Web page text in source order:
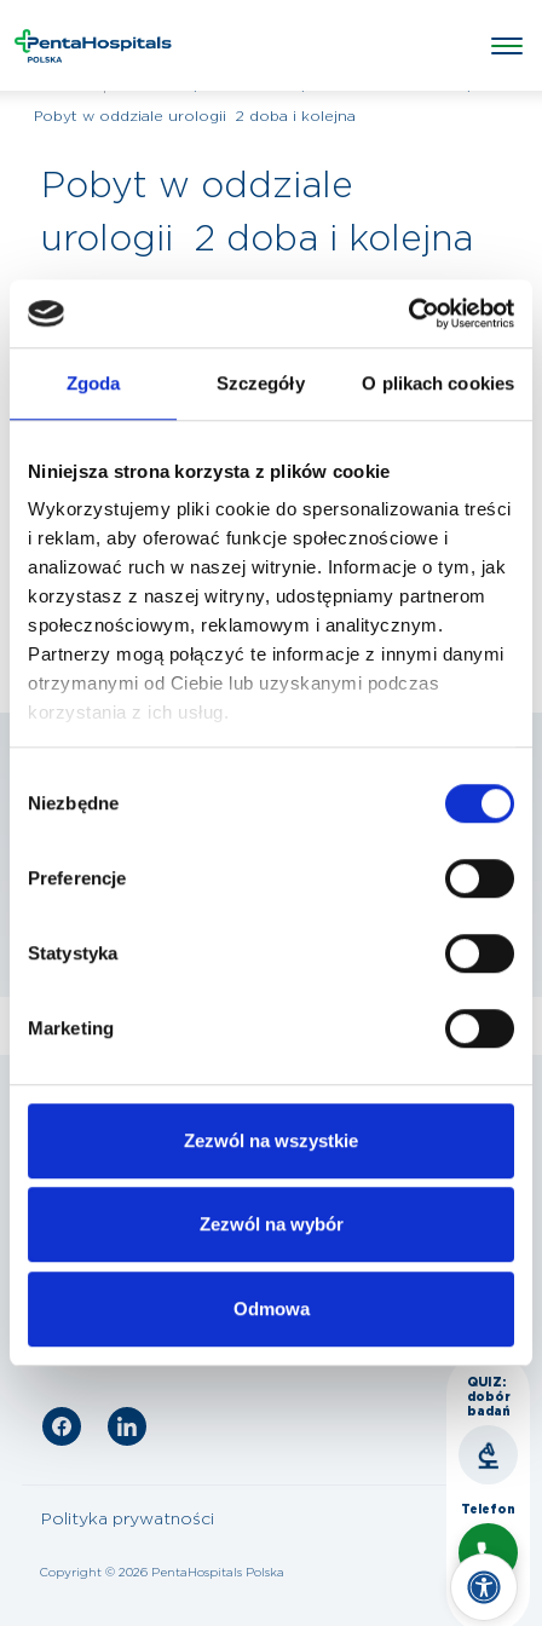
Zgoda Szczegóły O plikach cookies
Niniejsza strona korzysta z plików cookie
Wykorzystujemy pliki cookie do spersonalizowania treści
i reklam, aby oferować funkcje społecznościowe i
analizować ruch w naszej witrynie. Informacje o tym, jak
korzystasz z naszej witryny, udostępniamy partnerom
społecznościowym, reklamowym i analitycznym.
Partnerzy mogą połączyć te informacje z innymi danymi
otrzymanymi od Ciebie lub uzyskanymi podczas
korzystania z ich usług.
zgody
Niezbędne
Preferencje
Statystyka
Marketing
Zezwól na wszystkie
Zezwól na wybór
Odmowa
Pobyt w oddziale urologii 2 doba i kolejna
Pobyt w oddziale
urologii 2 doba i kolejna
Lista placówek w
których usługa jest
Copyright © 2026 PentaHospitals Polska
Polityka prywatności
QUIZ:
dobór
badań
Telefon
Czat